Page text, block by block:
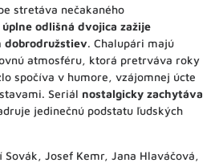
stretáva nečakaného
odlišná dvojica zažije
dobrodružstiev. Chalupári majú
atmosféru, ktorá pretrváva roky
spočíva v humore, vzájomnej úcte
Seriál nostalgicky zachytáva
jedinečnú podstatu ľudských
Sovák, Josef Kemr, Jana Hlaváčová,